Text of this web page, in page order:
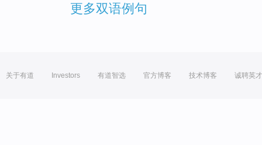
更多双语例句
关于有道 Investors 有道智选 官方博客 技术博客 诚聘英才